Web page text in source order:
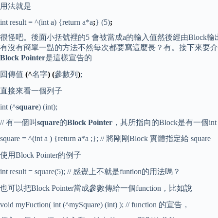
用法就是
int result = ^(int a) {return a*a;} (5);
很怪吧。後面小括號裡的5 會被當成a的輸入值然後經由Block輸
有沒有簡單一點的方法不然每次都要寫這麼長？有。接下來要
Block Pointer是這樣宣告的
回傳值 (^名字) (參數列 );
直接來看一個列子
int (^square) (int);
// 有一個叫square的Block Pointer ，其所指向的Block是有一個
square = ^(int a ) {return a*a ;}; // 將剛剛Block 實體指定給 square
使用Block Pointer的例子
int result = square(5); // 感覺上不就是funtion的用法嗎？
也可以把Block Pointer當成參數傳給一個function，比如說
void myFuction( int (^mySquare) (int) ); // function 的宣告，